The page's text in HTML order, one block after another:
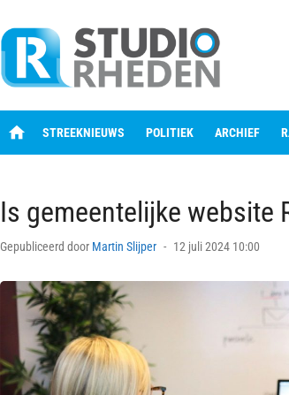
home STREEKNIEUWS POLITIEK ARCHIEF
Is gemeentelijke website
Gepubliceerd door Martin Slijper
Posted
12 juli 2024 10:00